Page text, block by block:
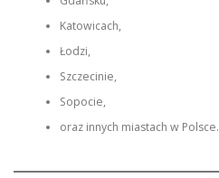
Katowicach,
Łodzi,
Szczecinie,
Sopocie,
oraz innych miastach w Polsce.